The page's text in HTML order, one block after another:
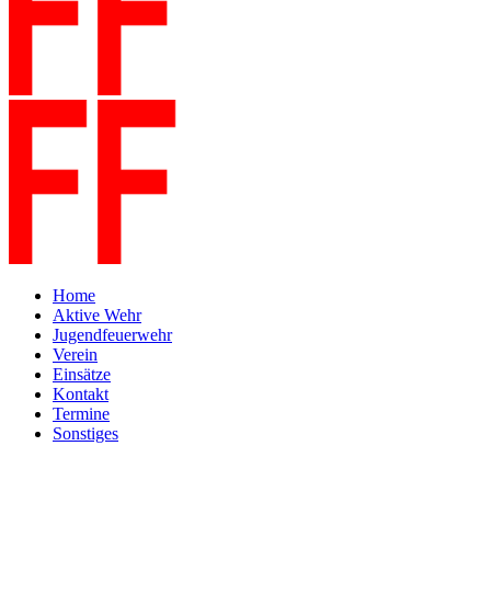
Home
Aktive Wehr
Jugendfeuerwehr
Verein
Einsätze
Kontakt
Termine
Sonstiges